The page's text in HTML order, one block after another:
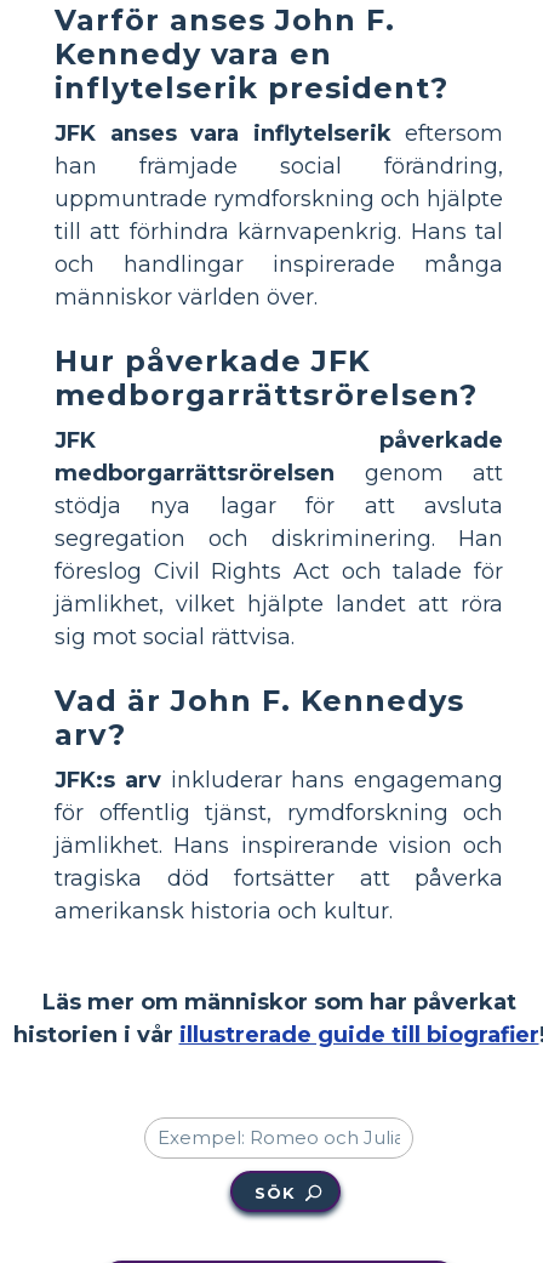
Varför anses John F.
Kennedy vara en
inflytelserik president?
JFK anses vara inflytelserikeftersom
han främjade social förändring,
uppmuntrade rymdforskning och hjälpte
till att förhindra kärnvapenkrig. Hans tal
och handlingar inspirerade många
människor världen över.
Hur påverkade JFK
medborgarrättsrörelsen?
JFK påverkade
medborgarrättsrörelsen genom att
stödja nya lagar för att avsluta
segregation och diskriminering. Han
föreslog Civil Rights Act och talade för
jämlikhet, vilket hjälpte landet att röra
sig mot social rättvisa.
Vad är John F. Kennedys
arv?
JFK:s arvinkluderar hans engagemang
för offentlig tjänst, rymdforskning och
jämlikhet. Hans inspirerande vision och
tragiska död fortsätter att påverka
amerikansk historia och kultur.
Läs mer om människor som har påverkat
historien i vår illustrerade guide till biografier
SÖK